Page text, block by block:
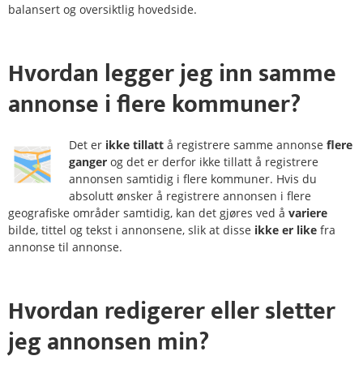
balansert og oversiktlig hovedside.
Hvordan legger jeg inn samme
annonse iflere kommuner?
Det er ikke tillatt å registrere samme annonse flere
ganger og det er derfor ikke tillatt å registrere
annonsen samtidig i flere kommuner. Hvis du
absolutt ønsker å registrere annonsen i flere
geografiske områder samtidig, kan det gjøres ved å variere
bilde, tittel og tekst i annonsene, slik at disse ikke er like fra
annonse til annonse.
Hvordan redigererellersletter
jeg annonsen min?